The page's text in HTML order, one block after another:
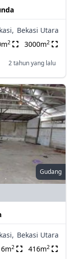
Bekasi Utara
2 3000m2
2 tahun yang lalu
Gudang
Bekasi Utara
2 416m2